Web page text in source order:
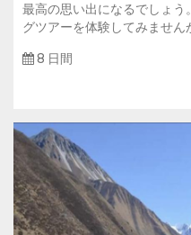
最高の思い出になるでしょ
グツアーを体験してみません
8 日間